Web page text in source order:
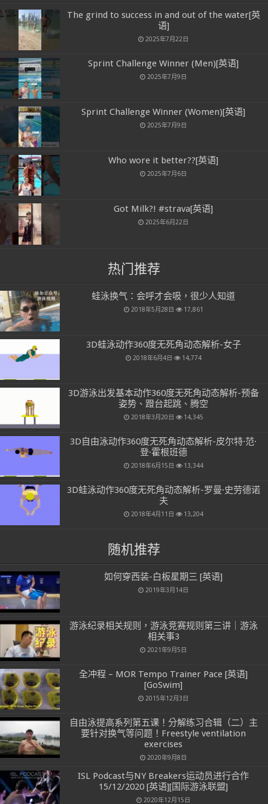
The grind to success in and out of the water[英
语]
2025年7月22日
Sprint Challenge Winner (Men)[英语]
2025年7月9日
Sprint Challenge Winner (Women)[英语]
2025年7月9日
Who wore it better??[英语]
2025年7月6日
Got Milk?! #strava[英语]
2025年6月22日
热门推荐
蛙泳换气：会呼才会吸，很少人知道
2018年5月28日 17,861
3D蛙泳动作360度无死角动态解析-女子
2018年6月4日 14,774
3D游泳出发基本动作360度无死角动态解析-预备
姿势、蹬台起跳、腾空
2018年3月20日 14,345
3D自由泳动作360度无死角动态解析-皮尔特·范·
登·霍根班德
2018年6月15日 13,344
3D蛙泳动作360度无死角动态解析-罗曼·史劳德诺
夫
2018年4月11日 13,204
随机推荐
如何穿西装-白板星期三 [英语]
2019年3月14日
游泳纪录相关规则，游泳竞赛规则第三讲｜游泳
相关事3
2021年9月5日
全冲程 – MOR Tempo Trainer Pace [英语]
[GoSwim]
2015年12月3日
自由泳提高系列第五课！分解练习合辑（二）主
要针对换气等问题！Freestyle ventilation
exercises
2020年9月8日
ISL Podcast与NY Breakers运动员进行合作
15/12/2020 [英语][国际游泳联盟]
2020年12月15日